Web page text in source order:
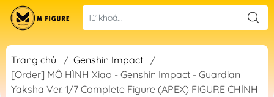
Trang chủ / Genshin Impact
/
[Order] MÔ HÌNH Xiao - Genshin Impact - Guardian
Yaksha Ver. 1/7 Complete Figure (APEX) FIGURE CHÍNH